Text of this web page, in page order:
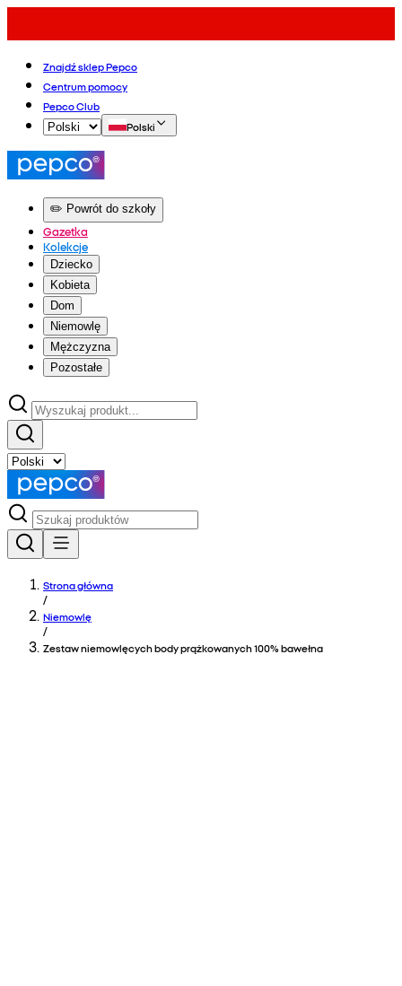
Znajdź sklep Pepco
Centrum pomocy
Pepco Club
Polski
✏️ Powrót do szkoły
Gazetka
Kolekcje
Dziecko
Kobieta
Dom
Niemowlę
Mężczyzna
Pozostałe
Strona główna
/
Niemowlę
/
Zestaw niemowlęcych body prążkowanych 100% bawełna